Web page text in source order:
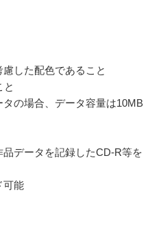
した配色であること
と
の場合、データ容量は10MB
データを記録したCD-R等を
可能